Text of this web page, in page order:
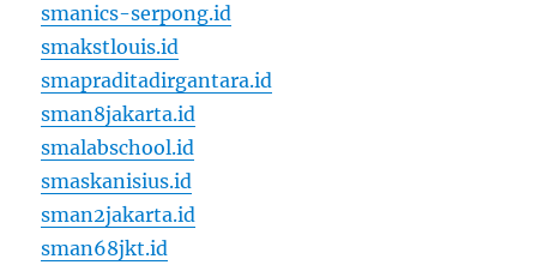
smanics-serpong.id
smakstlouis.id
smapraditadirgantara.id
sman8jakarta.id
smalabschool.id
smaskanisius.id
sman2jakarta.id
sman68jkt.id